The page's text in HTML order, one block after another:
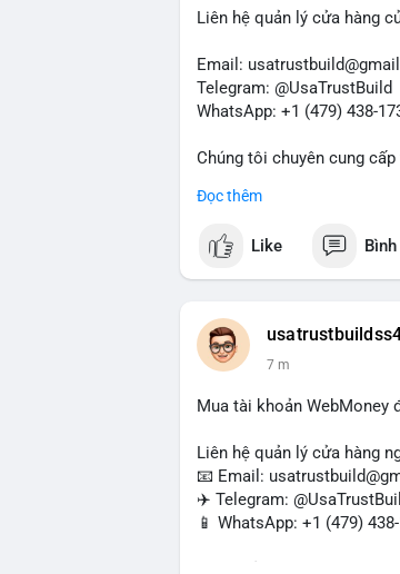
Liên hệ quản lý cửa hàng
Email:
Telegram: @UsaTrustBuild
WhatsApp: +1 (479) 438-
Chúng tôi chuyên cung
toán USDT và các giao
Liên hệ ngay để được tư
#sendmoney
Đọc thêm
Like
7 m
Mua tài khoản WebMoney
Liên hệ quản lý cửa hàng
📧 Email:
✈️ Telegram:
📱 WhatsApp: +1 (479)